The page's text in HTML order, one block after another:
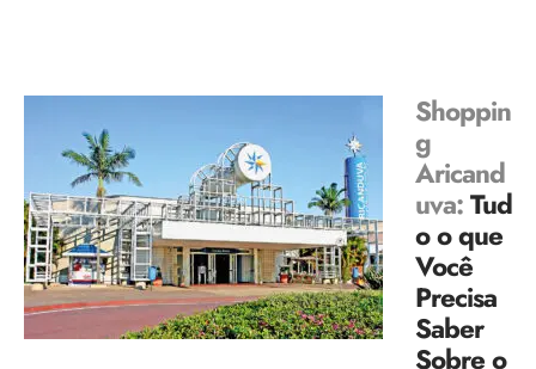
Shoppin
g
Aricand
uva:Tud
o o que
Você
Precisa
Saber
Sobre o